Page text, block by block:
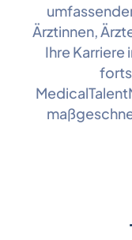
Ärztinnen,
Ihre Karriere